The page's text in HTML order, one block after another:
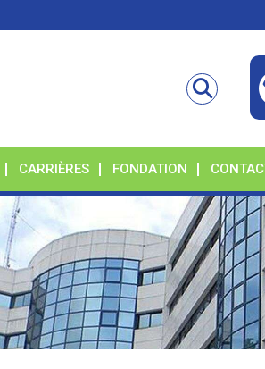
CARRIÈRES FONDATION